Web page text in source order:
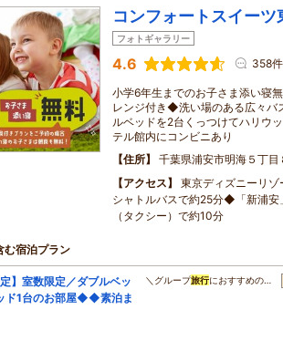
コンフォートスイーツ
フォトギャラリー
4.6 358件
小学6年生までのお子さま添い寝
レンジ付き◆洗い場のある広々
ルベッドを2台くっつけてハリウ
テル館内にコンビニあり
住所
千葉県浦安市明海５丁目
アクセス
東京ディズニーリ
シャトルバスで約25分◆「新浦安
（タクシー）で約10分
む宿泊プラン
】室数限定／ダブルベッ
ド1台のお部屋◆◆素泊ま
＼グループ旅行におすすめの…